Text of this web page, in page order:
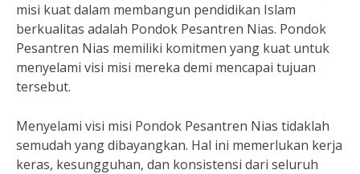
misi kuat dalam membangun pendidikan Islam
berkualitas adalah Pondok Pesantren Nias. Pondok
Pesantren Nias memiliki komitmen yang kuat untuk
menyelami visi misi mereka demi mencapai tujuan
tersebut.
Menyelami visi misi Pondok Pesantren Nias tidaklah
semudah yang dibayangkan. Hal ini memerlukan kerja
keras, kesungguhan, dan konsistensi dari seluruh